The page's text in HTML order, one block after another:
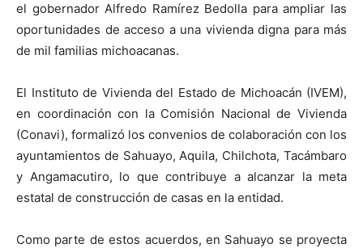
el gobernador Alfredo Ramírez Bedolla para ampliar las
oportunidades de acceso a una vivienda digna para más
de mil familias michoacanas.
El Instituto de Vivienda del Estado de Michoacán (IVEM),
en coordinación con la Comisión Nacional de Vivienda
(Conavi), formalizó los convenios de colaboración con los
ayuntamientos de Sahuayo, Aquila, Chilchota, Tacámbaro
y Angamacutiro, lo que contribuye a alcanzar la meta
estatal de construcción de casas en la entidad.
Como parte de estos acuerdos, en Sahuayo se proyecta